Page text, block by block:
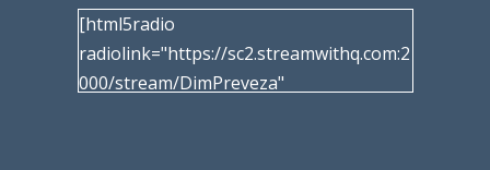
[html5radio
radiolink="https://sc2.streamwithq.com:2
000/stream/DimPreveza"